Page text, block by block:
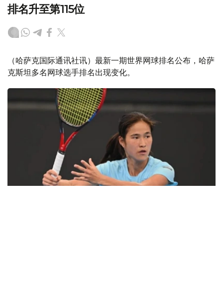
排名升至第115位
（哈萨克国际通讯社讯）最新一期世界网球排名公布，哈萨
克斯坦多名网球选手排名出现变化。